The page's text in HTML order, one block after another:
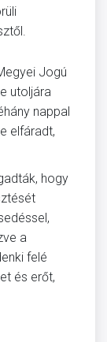
Jogú
utoljára
nappal
elfáradt,
hogy
a
felé
és erőt,